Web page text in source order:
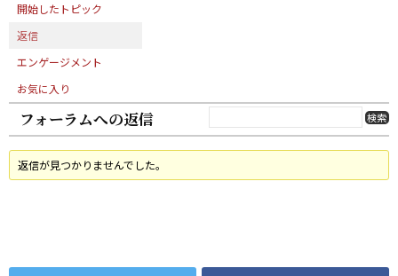
開始したトピック
返信
エンゲージメント
お気に入り
フォーラムへの返信
返信が見つかりませんでした。